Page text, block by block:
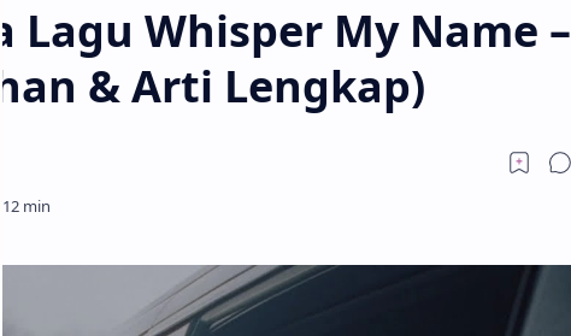
Lagu Whisper My Name –
& Arti Lengkap)